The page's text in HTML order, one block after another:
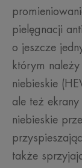
pielęgnacji
o jeszcze
którym
niebieskie
ale też ekrany
niebieskie
także